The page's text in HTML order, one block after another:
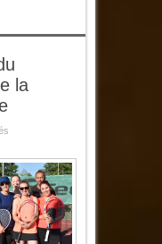
la
sur
Open
du
Tennis
Club
débute
la
semaine
prochaine